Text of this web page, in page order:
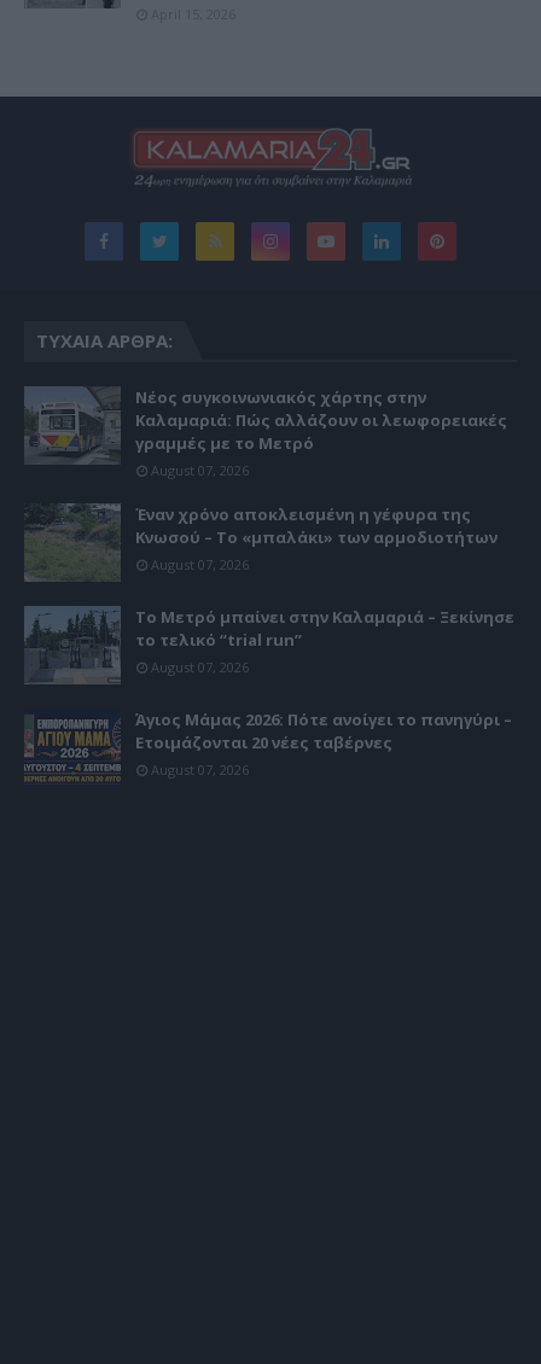
ΤΥΧΑΊΑ ΆΡΘΡΑ:
Νέος συγκοινωνιακός χάρτης στην
Καλαμαριά: Πώς αλλάζουν οι λεωφορειακές
γραμμές με το Μετρό
August 07, 2026
Έναν χρόνο αποκλεισμένη η γέφυρα της
Κνωσού – Το «μπαλάκι» των αρμοδιοτήτων
August 07, 2026
Το Μετρό μπαίνει στην Καλαμαριά – Ξεκίνησε
το τελικό “trial run”
August 07, 2026
Άγιος Μάμας 2026: Πότε ανοίγει το πανηγύρι –
Ετοιμάζονται 20 νέες ταβέρνες
August 07, 2026